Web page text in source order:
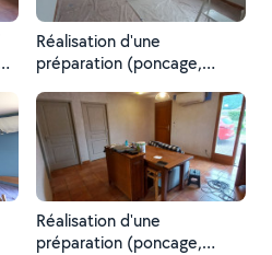
Réalisation d'une
préparation (poncage,
couche) d'un support
gouttelettes
Réalisation d'une
préparation (poncage,